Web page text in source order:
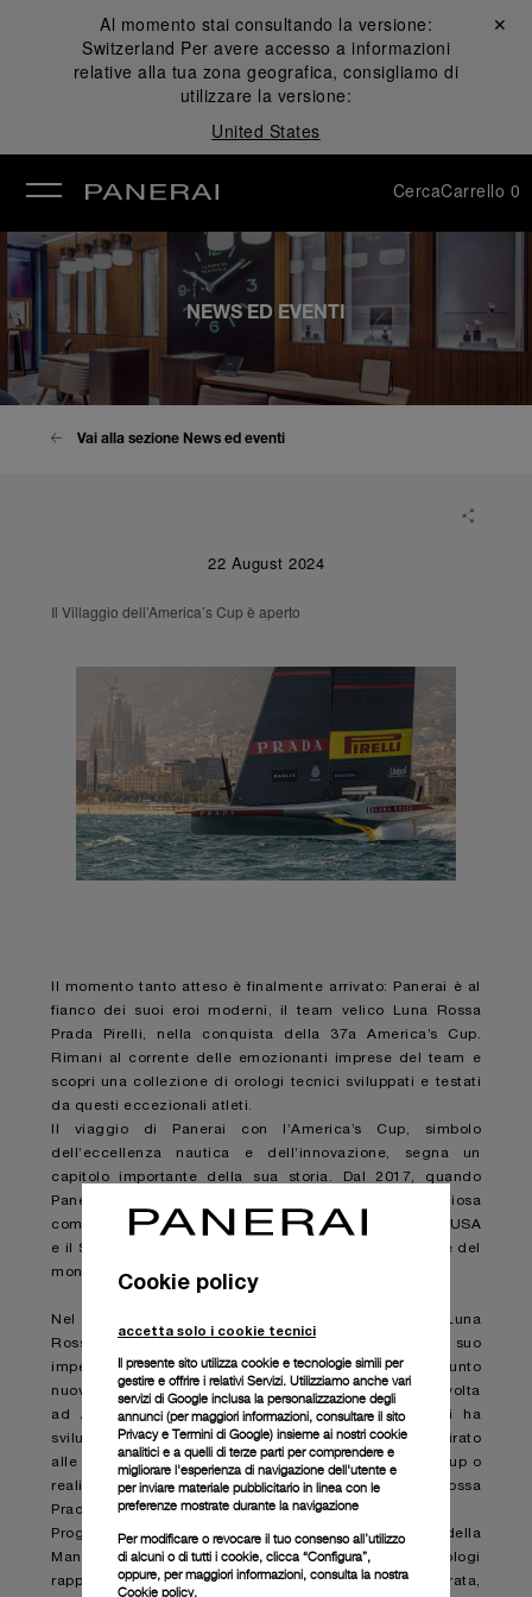
Al momento stai consultando la versione:
Switzerland Per avere accesso a informazioni
relative alla tua zona geografica, consigliamo di
utilizzare la versione:
United States
Chiudi ✕
CercaCarrello 0
NEWS ED EVENTI
Vai alla sezione News ed eventi
22 August 2024
Il Villaggio dell’America’s Cup è aperto
Il momento tanto atteso è finalmente arrivato: Panerai è al
fianco dei suoi eroi moderni, il team velico Luna Rossa
Prada Pirelli, nella conquista della 37a America’s Cup.
Rimani al corrente delle emozionanti imprese del team e
scopri una collezione di orologi tecnici sviluppati e testati
da questi eccezionali atleti. ​
Il viaggio di Panerai con l’America’s Cup, simbolo
dell’eccellenza nautica e dell’innovazione, segna un
capitolo importante della sua storia. Dal 2017, quando
Panerai è diventata Partner Ufficiale della prestigiosa
competizione velica e ha sponsorizzato l’Oracle Team USA
e il Softbank Team Japan, il brand è entrato a far parte del
mondo della vela d’élite.​
Nel 2019, Panerai è diventata Sponsor Ufficiale di Luna
Rossa Prada Pirelli, consolidando ulteriormente il suo
impegno in questo sport. Questa partnership ha raggiunto
nuove vette durante la 36a America’s Cup che si è svolta
ad Auckland nel 2021. In questi sei anni, Panerai ha
sviluppato una serie di orologi tecnici, ciascuno ispirato
alle tecnologie e ai materiali utilizzati nell’America’s Cup o
realizzato per soddisfare le esigenze del team Luna Rossa
Prada Pirelli.​
Progettati e testati presso il Laboratorio di Idee della
Manifattura Panerai di Neuchâtel, questi orologi
rappresentano l’impegno del brand per la durata,
Cookie policy
accetta solo i cookie tecnici
Il presente sito utilizza cookie e tecnologie simili per
gestire e offrire i relativi Servizi. Utilizziamo anche vari
servizi di Google inclusa la personalizzazione degli
annunci (per maggiori informazioni, consultare il sito
Privacy e Termini di Google) insieme ai nostri cookie
analitici e a quelli di terze parti per comprendere e
migliorare l'esperienza di navigazione dell'utente e
per inviare materiale pubblicitario in linea con le
preferenze mostrate durante la navigazione
Per modificare o revocare il tuo consenso all’utilizzo
di alcuni o di tutti i cookie, clicca “Configura”,
oppure, per maggiori informazioni, consulta la nostra
Cookie policy.